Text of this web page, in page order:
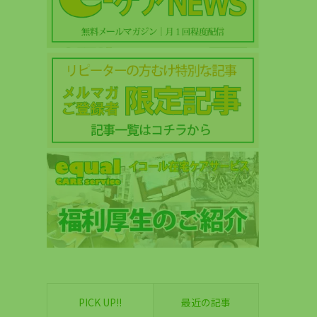
PICK UP!! 最近の記事